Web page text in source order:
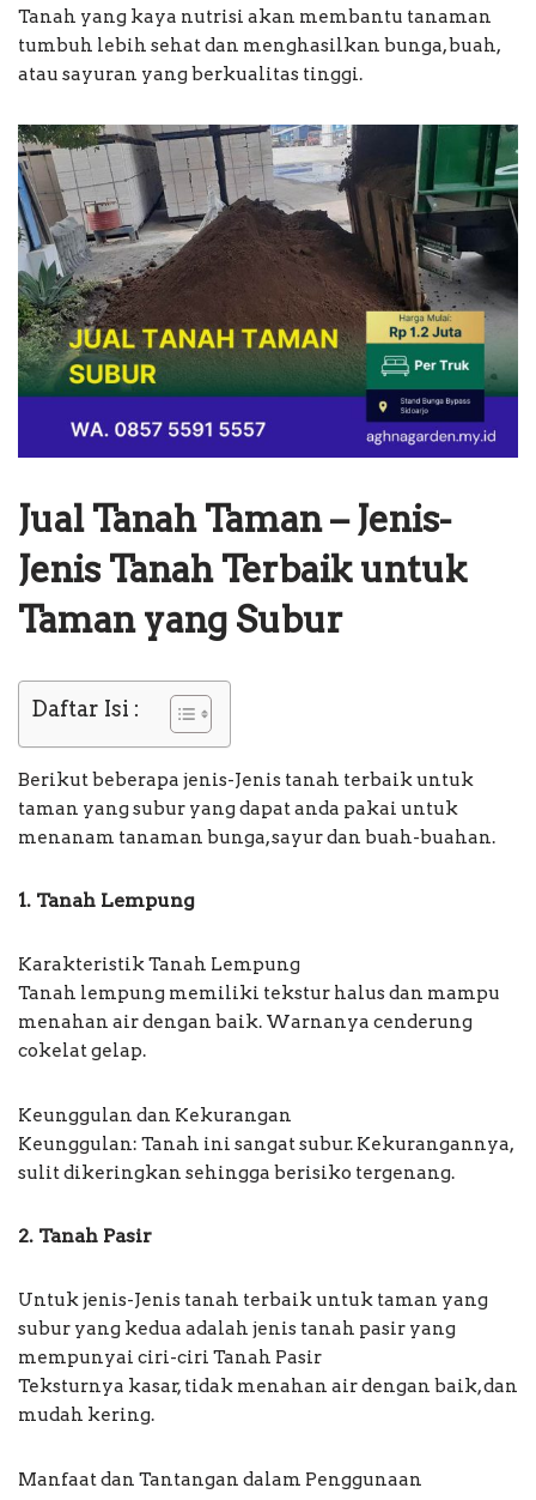
Tanah yang kaya nutrisi akan membantu tanaman
tumbuh lebih sehat dan menghasilkan bunga, buah,
atau sayuran yang berkualitas tinggi.
Jual Tanah Taman – Jenis-
Jenis Tanah Terbaik untuk
Taman yang Subur
Daftar Isi :
Berikut beberapa jenis-Jenis tanah terbaik untuk
taman yang subur yang dapat anda pakai untuk
menanam tanaman bunga, sayur dan buah-buahan.
1. Tanah Lempung
Karakteristik Tanah Lempung
Tanah lempung memiliki tekstur halus dan mampu
menahan air dengan baik. Warnanya cenderung
cokelat gelap.
Keunggulan dan Kekurangan
Keunggulan: Tanah ini sangat subur. Kekurangannya,
sulit dikeringkan sehingga berisiko tergenang.
2. Tanah Pasir
Untuk jenis-Jenis tanah terbaik untuk taman yang
subur yang kedua adalah jenis tanah pasir yang
mempunyai ciri-ciri Tanah Pasir
Teksturnya kasar, tidak menahan air dengan baik, dan
mudah kering.
Manfaat dan Tantangan dalam Penggunaan